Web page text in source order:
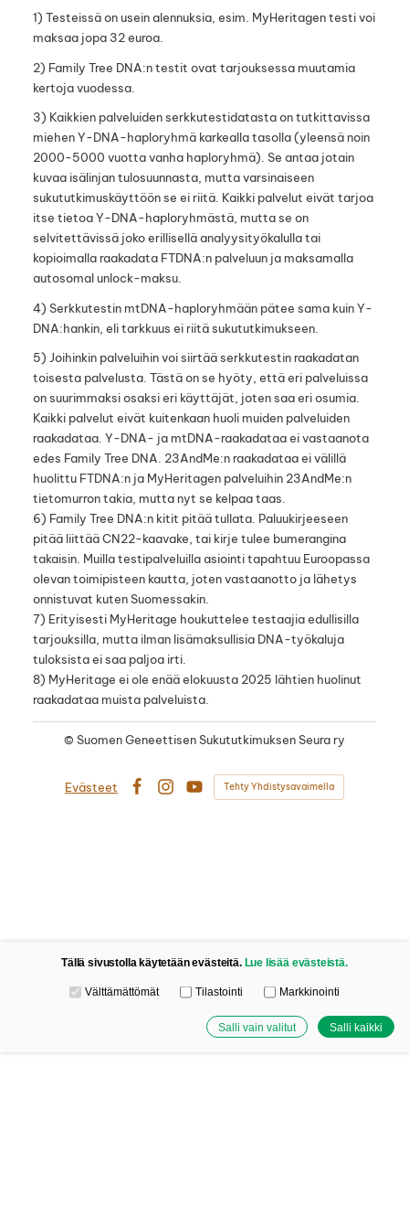
1) Testeissä on usein alennuksia, esim. MyHeritagen testi voi
maksaa jopa 32 euroa.
2) Family Tree DNA:n testit ovat tarjouksessa muutamia
kertoja vuodessa.
3) Kaikkien palveluiden serkkutestidatasta on tutkittavissa
miehen Y-DNA-haploryhmä karkealla tasolla (yleensä noin
2000-5000 vuotta vanha haploryhmä). Se antaa jotain
kuvaa isälinjan tulosuunnasta, mutta varsinaiseen
sukututkimuskäyttöön se ei riitä. Kaikki palvelut eivät tarjoa
itse tietoa Y-DNA-haploryhmästä, mutta se on
selvitettävissä joko erillisellä analyysityökalulla tai
kopioimalla raakadata FTDNA:n palveluun ja maksamalla
autosomal unlock-maksu.
4) Serkkutestin mtDNA-haploryhmään pätee sama kuin Y-
DNA:hankin, eli tarkkuus ei riitä sukututkimukseen.
5) Joihinkin palveluihin voi siirtää serkkutestin raakadatan
toisesta palvelusta. Tästä on se hyöty, että eri palveluissa
on suurimmaksi osaksi eri käyttäjät, joten saa eri osumia.
Kaikki palvelut eivät kuitenkaan huoli muiden palveluiden
raakadataa. Y-DNA- ja mtDNA-raakadataa ei vastaanota
edes Family Tree DNA. 23AndMe:n raakadataa ei välillä
huolittu FTDNA:n ja MyHeritagen palveluihin 23AndMe:n
tietomurron takia, mutta nyt se kelpaa taas.
6) Family Tree DNA:n kitit pitää tullata. Paluukirjeeseen
pitää liittää CN22-kaavake, tai kirje tulee bumerangina
takaisin. Muilla testipalveluilla asiointi tapahtuu Euroopassa
olevan toimipisteen kautta, joten vastaanotto ja lähetys
onnistuvat kuten Suomessakin.
7) Erityisesti MyHeritage houkuttelee testaajia edullisilla
tarjouksilla, mutta ilman lisämaksullisia DNA-työkaluja
tuloksista ei saa paljoa irti.
8) MyHeritage ei ole enää elokuusta 2025 lähtien huolinut
raakadataa muista palveluista.
© Suomen Geneettisen Sukututkimuksen Seura ry
Evästeet
InstagramYouTube
Tehty Yhdistysavaimella
Tällä sivustolla käytetään evästeitä. Lue lisää evästeistä.
Valitse käytettävät evästeet
Välttämättömät Tilastointi Markkinointi
Salli vain valitut Salli kaikki